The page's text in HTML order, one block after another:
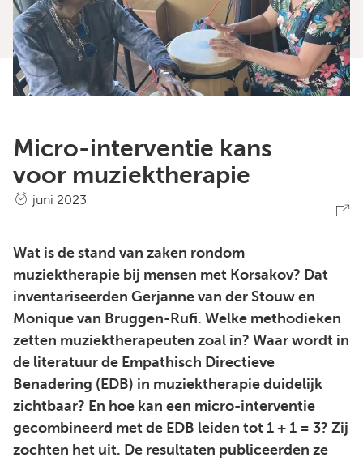
Micro-interventie kans
voor muziektherapie
juni 2023
Wat is de stand van zaken rondom
muziektherapie bij mensen met Korsakov? Dat
inventariseerden Gerjanne van der Stouw en
Monique van Bruggen-Rufi. Welke methodieken
zetten muziektherapeuten zoal in? Waar wordt in
de literatuur de Empathisch Directieve
Benadering (EDB) in muziektherapie duidelijk
zichtbaar? En hoe kan een micro-interventie
gecombineerd met de EDB leiden tot 1 + 1 = 3? Zij
zochten het uit. De resultaten publiceerden ze